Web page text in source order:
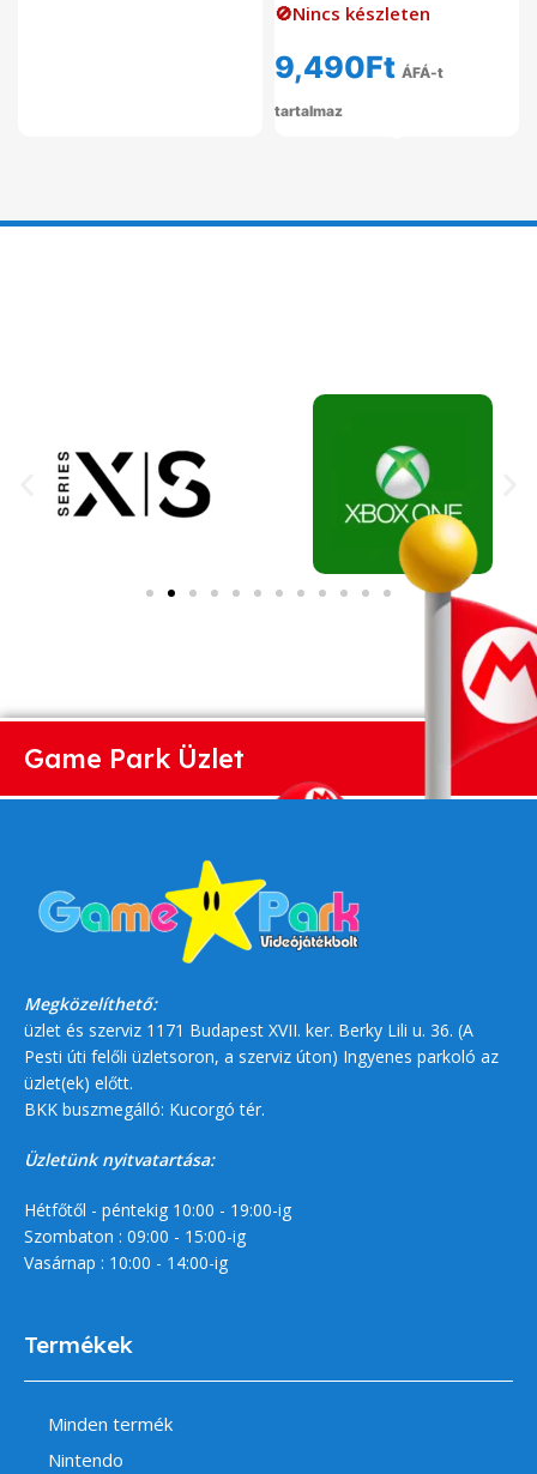
🚫Nincs készleten
9,490Ft ÁFÁ-t
tartalmaz
Game Park Üzlet
Megközelíthető:
üzlet és szerviz 1171 Budapest XVII. ker. Berky Lili u. 36. (A
Pesti úti felőli üzletsoron, a szerviz úton) Ingyenes parkoló az
üzlet(ek) előtt.
BKK buszmegálló: Kucorgó tér.
Üzletünk nyitvatartása:
Hétfőtől - péntekig 10:00 - 19:00-ig
Szombaton : 09:00 - 15:00-ig
Vasárnap : 10:00 - 14:00-ig
Termékek
Minden termék
Nintendo